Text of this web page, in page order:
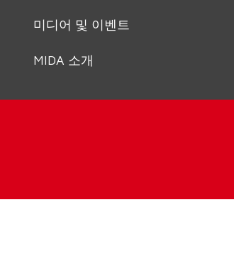
미디어 및 이벤트
MIDA 소개